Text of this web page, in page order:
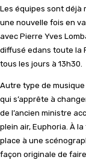
Les équipes sont déjà
une nouvelle fois en
avec Pierre Yves
diffusé edans toute la
tous les jours à 13h30.
Autre type de
qui s’apprête à
de l’ancien ministre
plein air, Euphoria. À
place à une
façon originale de